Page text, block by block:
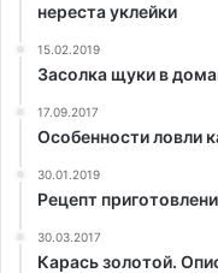
нереста уклейки
15.02.2019
Засолка щуки в
17.09.2017
Особенности ловли
30.01.2019
Рецепт
30.03.2017
Карась золотой.